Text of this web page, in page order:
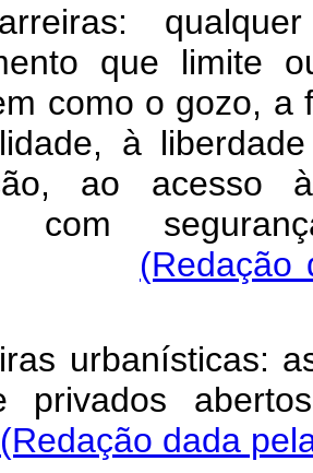
que limite
como o gozo,
à
ao acesso
com
(Redação
urbanísticas:
privados
(Redação dada